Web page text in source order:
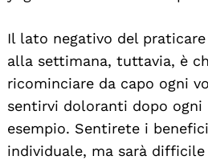
Il lato negativo del
alla settimana, tuttavia, è
ricominciare da capo ogni
sentirvi doloranti dopo ogni
esempio. Sentirete i
individuale, ma sarà